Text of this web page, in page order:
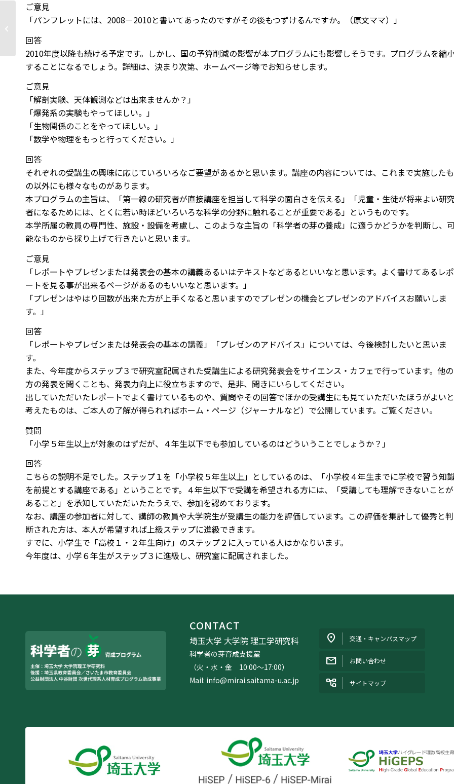
ご意見
「パンフレットには、2008－2010と書いてあったのですがその後もつずけるんですか。（原文ママ）」
回答
2010年度以降も続ける予定です。しかし、国の予算削減の影響が本プログラムにも影響しそうです。プログラムを縮
することになるでしょう。詳細は、決まり次第、ホームページ等でお知らせします。
ご意見
「解剖実験、天体観測などは出来ませんか？」
「爆発系の実験もやってほしい。」
「生物関係のことをやってほしい。」
「数学や物理をもっと行ってください。」
回答
それぞれの受講生の興味に応じていろいろなご要望があるかと思います。講座の内容については、これまで実施したも
の以外にも様々なものがあります。
本プログラムの主旨は、「第一線の研究者が直接講座を担当して科学の面白さを伝える」「児童・生徒が将来よい研究
者になるためには、とくに若い時ほどいろいろな科学の分野に触れることが重要である」というものです。
本学所属の教員の専門性、施設・設備を考慮し、このような主旨の「科学者の芽の養成」に適うかどうかを判断し、
能なものから採り上げて行きたいと思います。
ご意見
「レポートやプレゼンまたは発表会の基本の講義あるいはテキストなどあるといいなと思います。よく書けてあるレポ
ートを見る事が出来るページがあるのもいいなと思います。」
「プレゼンはやはり回数が出来た方が上手くなると思いますのでプレゼンの機会とプレゼンのアドバイスお願いしま
す。」
回答
「レポートやプレゼンまたは発表会の基本の講義」「プレゼンのアドバイス」については、今後検討したいと思いま
す。
また、今年度からステップ３で研究室配属された受講生による研究発表会をサイエンス・カフェで行っています。他の
方の発表を聞くことも、発表力向上に役立ちますので、是非、聞きにいらしてください。
出していただいたレポートでよく書けているものや、質問やその回答でほかの受講生にも見ていただいたほうがよいと
考えたものは、ご本人の了解が得られればホーム・ページ（ジャーナルなど）で公開しています。ご覧ください。
質問
「小学５年生以上が対象のはずだが、４年生以下でも参加しているのはどういうことでしょうか？」
回答
こちらの説明不足でした。ステップ１を「小学校５年生以上」としているのは、「小学校４年生までに学校で習う知
を前提とする講座である」ということです。４年生以下で受講を希望される方には、「受講しても理解できないことが
あること」を承知していただいたたうえで、参加を認めております。
なお、講座の参加者に対して、講師の教員や大学院生が受講生の能力を評価しています。この評価を集計して優秀と判
断された方は、本人が希望すれば上級ステップに進級できます。
すでに、小学生で「高校１・２年生向け」のステップ２に入っている人はかなりいます。
今年度は、小学６年生がステップ３に進級し、研究室に配属されました。
CONTACT
埼玉大学 大学院 理工学研究科
科学者の芽育成支援室
（火・水・金 10:00〜17:00）
Mail: info@mirai.saitama-u.ac.jp
交通・キャンパスマップ
お問い合わせ
サイトマップ
本日の理学部公開セミナーは予定通